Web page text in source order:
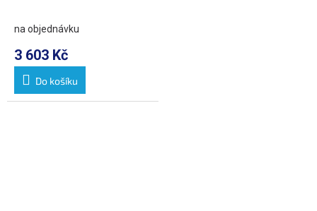
na objednávku
3 603 Kč
Do košíku